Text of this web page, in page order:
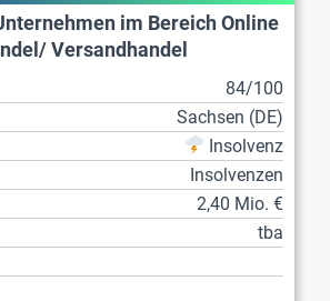
im Bereich Online
Versandhandel
84/100
Sachsen (DE)
Insolvenz
Insolvenzen
2,40 Mio. €
tba